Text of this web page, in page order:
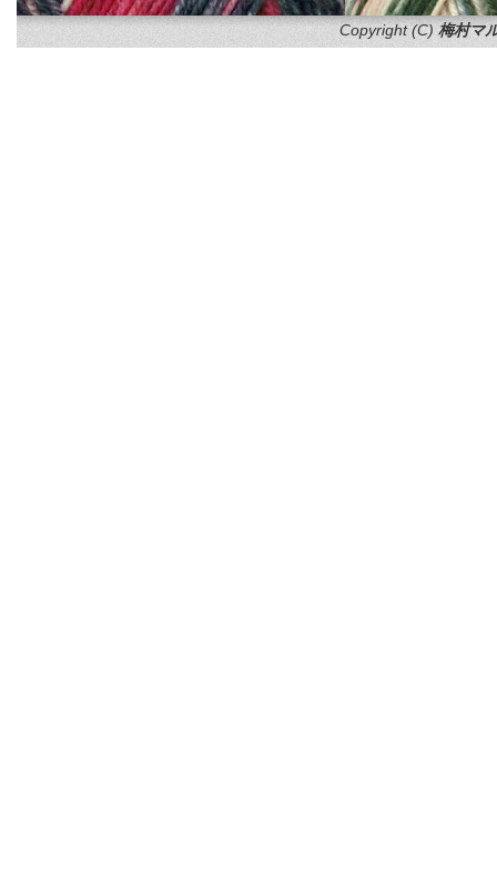
Copyright (C) 梅村マ